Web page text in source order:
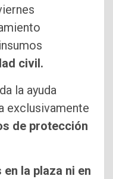
civil.
la ayuda
exclusivamente
de protección
la plaza ni en